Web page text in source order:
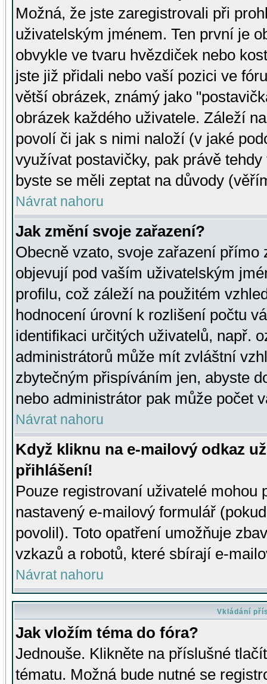
Možná, že jste zaregistrovali při
uživatelským jménem. Ten první je
obvykle ve tvaru hvězdiček nebo
jste již přidali nebo vaší pozici ve
větší obrázek, známý jako
obrázek každého uživatele. Záleží
povolí či jak s nimi naloží (v jaké
využívat postavičky, pak právě
byste se měli zeptat na důvody
Návrat nahoru
Jak změní svoje zařazení?
Obecně vzato, svoje zařazení přímo
objevují pod vaším uživatelským
profilu, což záleží na použitém
hodnocení úrovní k rozlišení počtu
identifikaci určitých uživatelů, např.
administrátorů může mít zvláštní
zbytečným přispíváním jen, abyste
nebo administrátor pak může počet
Návrat nahoru
Když kliknu na e-mailový odkaz
přihlášení!
Pouze registrovaní uživatelé mohou
nastavený e-mailový formulář
povolil). Toto opatření umožňuje
vzkazů a robotů, které sbírají e-
Návrat nahoru
Vkládání
Jak vložím téma do fóra?
Jednouše. Klikněte na příslušné
tématu. Možná bude nutné se